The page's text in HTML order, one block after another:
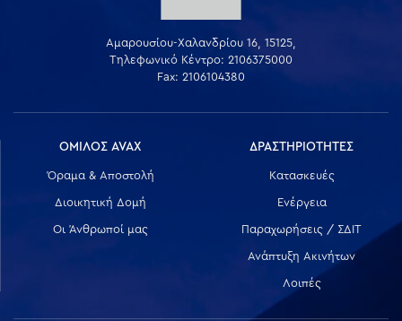
Αμαρουσίου-Χαλανδρίου 16, 15125,
Τηλεφωνικό Κέντρο: 2106375000
Fax: 2106104380
ΟΜΙΛΟΣ AVAX
Όραμα & Αποστολή
Διοικητική Δομή
Οι Άνθρωποί μας
ΔΡΑΣΤΗΡΙΟΤΗΤΕΣ
Κατασκευές
Ενέργεια
Παραχωρήσεις / ΣΔΙΤ
Ανάπτυξη Ακινήτων
Λοιπές